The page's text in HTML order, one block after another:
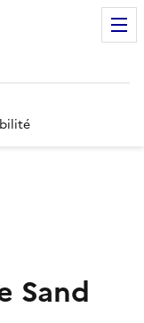
Sand